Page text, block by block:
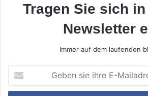
Tragen Sie sich
Newsletter
Immer auf dem laufenden
sie
ihre